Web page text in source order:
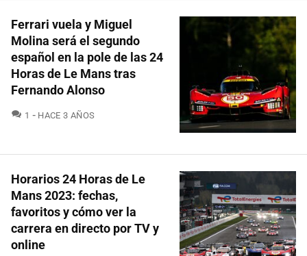
Ferrari vuela y Miguel
Molina será el segundo
español en la pole de las 24
Horas de Le Mans tras
Fernando Alonso
1 COMENTARIOS
HACE 3 AÑOS
Horarios 24 Horas de Le
Mans 2023: fechas,
favoritos y cómo ver la
carrera en directo por TV y
online